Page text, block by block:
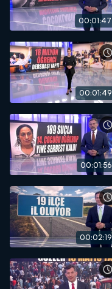
00:01:47
00:01:49
00:01:56
00:02:19